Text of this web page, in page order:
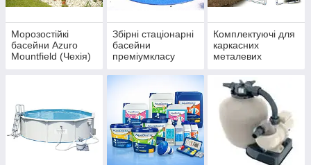
Морозостійкі
басейни Azuro
Mountfield (Чехія)
Збірні стаціонарні
басейни
преміумкласу
(ЧЕХІЯ)
Комплектуючі для
каркасних
металевих